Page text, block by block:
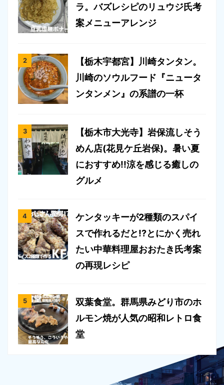
ラ。バズレシピのリュウジ氏考
案メニューアレンジ
【栃木宇都宮】川崎タンタン。
川崎のソウルフード『ニュータ
ンタンメン』の系譜の一杯
【栃木市大光寺】岩保流しそう
めん店(花見ケ丘岩保)。暑い夏
におすすめ!!涼を感じる癒しの
グルメ
ケンタッキーが2種類のスパイ
スで作れるだと!?とにかく売れ
たい中華料理屋おおたき氏考案
の再現レシピ
双葉食堂。群馬県みどり市のホ
ルモン焼が人気の昭和レトロ食
堂